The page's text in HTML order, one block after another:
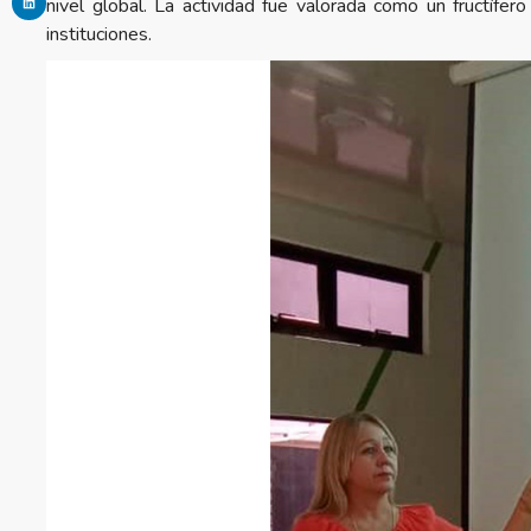
nivel global. La actividad fue valorada como un
instituciones.